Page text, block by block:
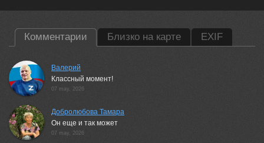
Комментарии Близко на карте EXIF
Валерий
Классный момент!
07 may, 2026
Добролюбова Тамара
Он еще и так может
07 may, 2026